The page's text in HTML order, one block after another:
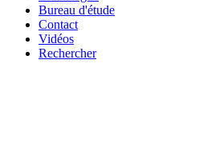
Bureau d'étude
Contact
Vidéos
Rechercher